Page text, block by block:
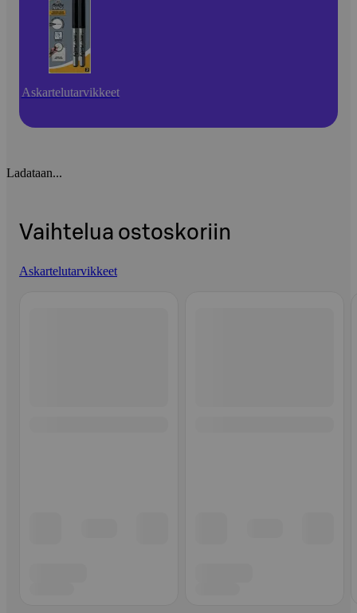
Askartelutarvikkeet
Ladataan...
Vaihtelua ostoskoriin
Askartelutarvikkeet